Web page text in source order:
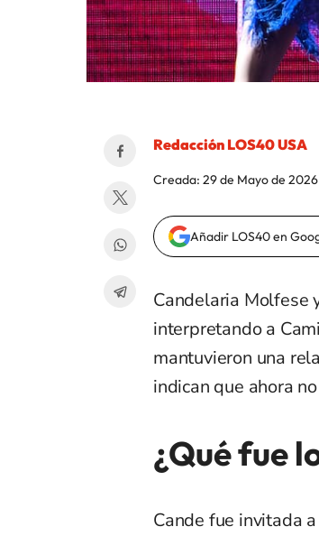
Redacción LOS40 USA
Creada: 29 de Mayo de 2026
Añadir LOS40 en
Candelaria Molfese
interpretando a
mantuvieron una
indican que ahora
¿Qué fue
Cande fue invitada